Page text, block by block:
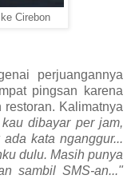
Cirebon
perjuangannya
pingsan karena
restoran. Kalimatnya
dibayar per jam,
kata nganggur...
dulu. Masih punya
sambil SMS-an..."